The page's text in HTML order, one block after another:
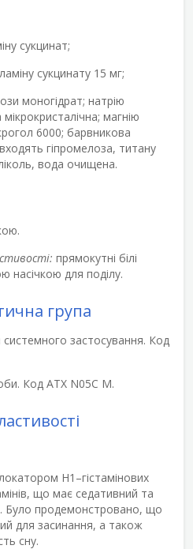
сукцинат;
сукцинату 15 мг;
моногідрат; натрію
магнію
6000; барвникова
гіпромелоза, титану
вода очищена.
прямокутні білі
насічкою для поділу.
група
системного застосування. Код
Код ATХ N05C M.
Н1 –гістамінових
що має седативний та
Було продемонстровано, що
для засинання, а також
сну.